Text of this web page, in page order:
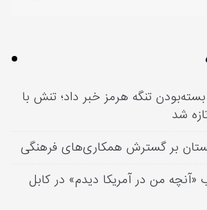
بسته‌بودن تنگه هرمز خبر داد؛ تنش با
شد
بر گسترش همکاری‌های فرهنگی
«آنچه من در آمریکا دیدم» در کابل